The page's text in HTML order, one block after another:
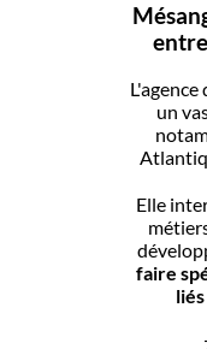
un
Elle
faire